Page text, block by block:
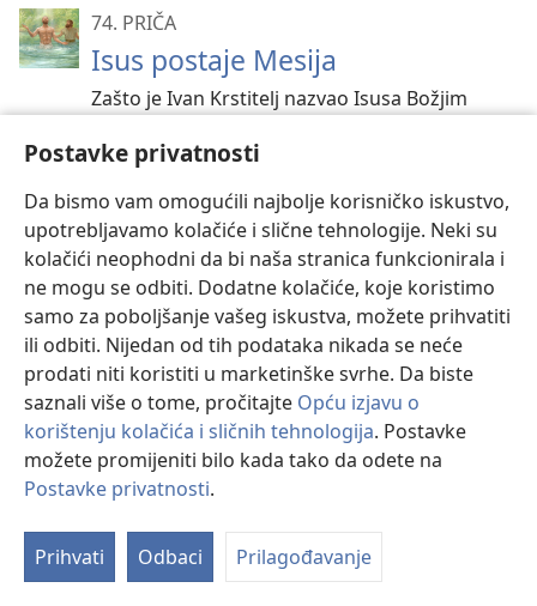
Postavke privatnosti
Da bismo vam omogućili najbolje korisničko iskustvo,
upotrebljavamo kolačiće i slične tehnologije. Neki su
kolačići neophodni da bi naša stranica funkcionirala i
ne mogu se odbiti. Dodatne kolačiće, koje koristimo
samo za poboljšanje vašeg iskustva, možete prihvatiti
ili odbiti. Nijedan od tih podataka nikada se neće
prodati niti koristiti u marketinške svrhe. Da biste
saznali više o tome, pročitajte Opću izjavu o
korištenju kolačića i sličnih tehnologija. Postavke
možete promijeniti bilo kada tako da odete na
Postavke privatnosti.
Prihvati Odbaci Prilagođavanje
74. PRIČA
Isus postaje Mesija
Zašto je Ivan Krstitelj nazvao Isusa Božjim
75. PRIČA
Đavo iskušava Isusa
Đavo je tri puta iskušavao Isusa. Kako ga je
pokušao namamiti na grijeh? Kako je Isus
reagirao na njegove ponude?
76. PRIČA
Isus tjera trgovce iz hrama
Zašto je Isus potjerao životinje iz hrama i
prevrnuo stolove mjenjačima novca?
77. PRIČA